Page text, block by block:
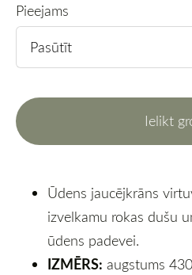
Pieejams
Ielikt
Ūdens jaucējkrāns
izvelkamu rokas dušu
ūdens padevei.
IZMĒRS: augstums